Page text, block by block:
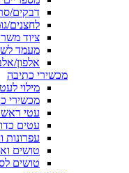
דבקים/
לחצנים/
ציוד
מעמד
אלפון/
מכשירי כתיבה
מילוי
מכשירי
עטי
עטים
עפרונות
טושים
טושים